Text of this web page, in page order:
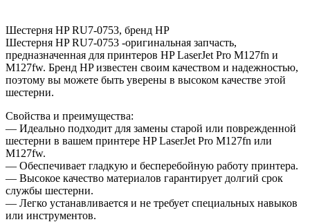
Шестерня HP RU7-0753, бренд HP
Шестерня HP RU7-0753 -оригинальная запчасть,
предназначенная для принтеров HP LaserJet Pro M127fn и
M127fw. Бренд HP известен своим качеством и надежностью,
поэтому вы можете быть уверены в высоком качестве этой
шестерни.
Свойства и преимущества:
— Идеально подходит для замены старой или поврежденной
шестерни в вашем принтере HP LaserJet Pro M127fn или
M127fw.
— Обеспечивает гладкую и бесперебойную работу принтера.
— Высокое качество материалов гарантирует долгий срок
службы шестерни.
— Легко устанавливается и не требует специальных навыков
или инструментов.